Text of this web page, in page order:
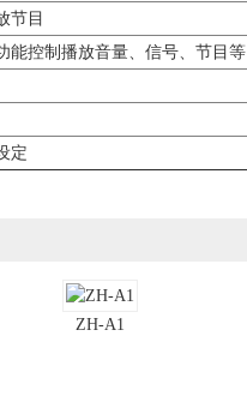
节目
能控制播放音量、信号、节目等
定
ZH-A1